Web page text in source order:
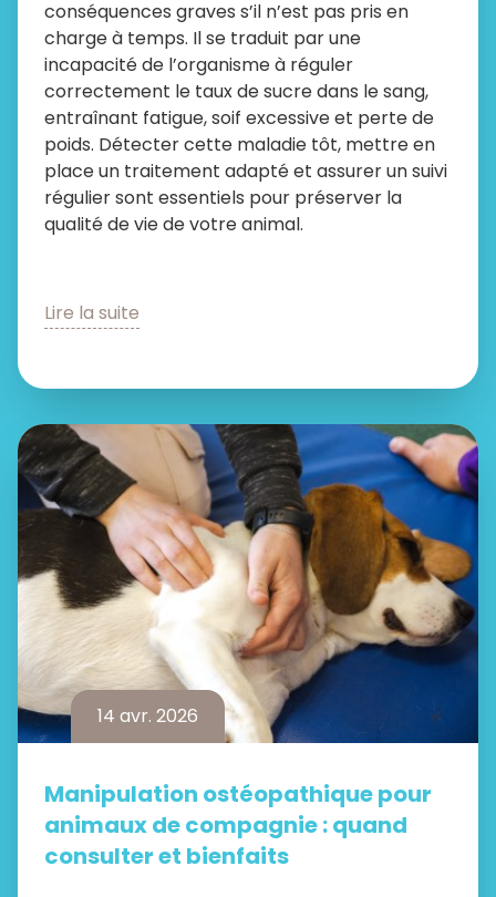
conséquences graves s’il n’est pas pris en
charge à temps. Il se traduit par une
incapacité de l’organisme à réguler
correctement le taux de sucre dans le sang,
entraînant fatigue, soif excessive et perte de
poids. Détecter cette maladie tôt, mettre en
place un traitement adapté et assurer un suivi
régulier sont essentiels pour préserver la
qualité de vie de votre animal.
Lire la suite
14 avr. 2026
Manipulation ostéopathique pour
animaux de compagnie : quand
consulter et bienfaits